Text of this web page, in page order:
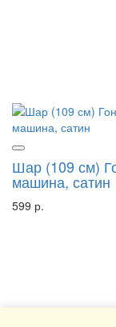
Шар (109 см)
машина, сатин
599 р.